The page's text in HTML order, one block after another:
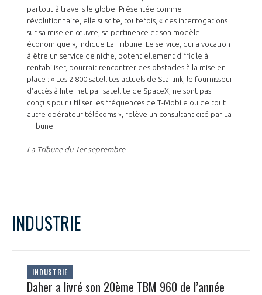
partout à travers le globe. Présentée comme
révolutionnaire, elle suscite, toutefois, « des interrogations
sur sa mise en œuvre, sa pertinence et son modèle
économique », indique La Tribune. Le service, qui a vocation
à être un service de niche, potentiellement difficile à
rentabiliser, pourrait rencontrer des obstacles à la mise en
place : « Les 2 800 satellites actuels de Starlink, le fournisseur
d'accès à Internet par satellite de SpaceX, ne sont pas
conçus pour utiliser les fréquences de T-Mobile ou de tout
autre opérateur télécoms », relève un consultant cité par La
Tribune.
La Tribune du 1er septembre
INDUSTRIE
INDUSTRIE
Daher a livré son 20ème TBM 960 de l’année